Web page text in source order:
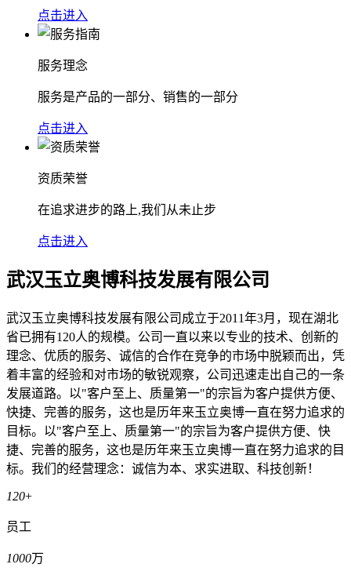
点击进入
服务理念
服务是产品的一部分、销售的一部分
点击进入
资质荣誉
在追求进步的路上,我们从未止步
点击进入
武汉玉立奥博科技发展有限公司
武汉玉立奥博科技发展有限公司成立于2011年3月，现在湖北
省已拥有120人的规模。公司一直以来以专业的技术、创新的
理念、优质的服务、诚信的合作在竞争的市场中脱颖而出，凭
着丰富的经验和对市场的敏锐观察，公司迅速走出自己的一条
发展道路。以"客户至上、质量第一"的宗旨为客户提供方便、
快捷、完善的服务，这也是历年来玉立奥博一直在努力追求的
目标。以"客户至上、质量第一"的宗旨为客户提供方便、快
捷、完善的服务，这也是历年来玉立奥博一直在努力追求的目
标。我们的经营理念：诚信为本、求实进取、科技创新！
120+
员工
1000万